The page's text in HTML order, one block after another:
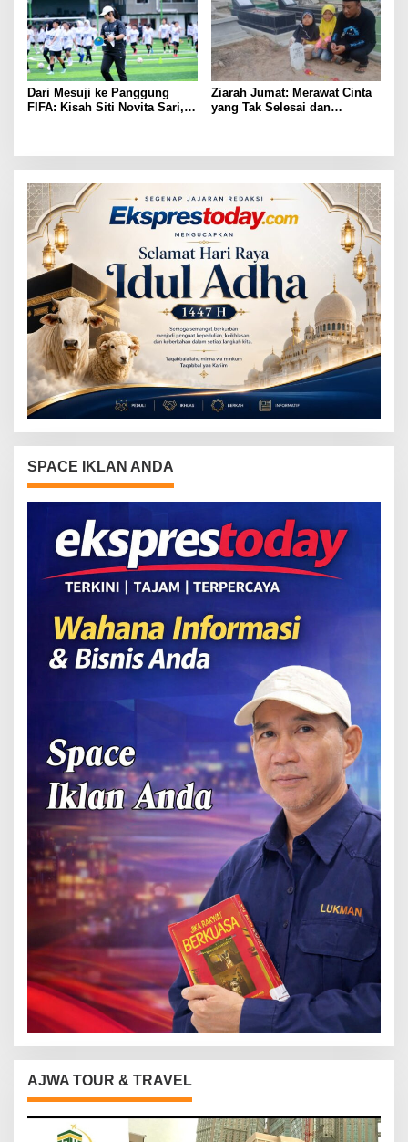
Dari Mesuji ke Panggung
FIFA: Kisah Siti Novita Sari,
Ziarah Jumat: Merawat Cinta
yang Tak Selesai dan
SPACE IKLAN ANDA
AJWA TOUR & TRAVEL